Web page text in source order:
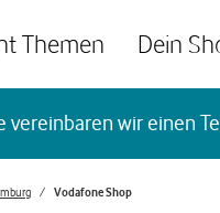
Themen Dein
vereinbaren wir einen
Vodafone Shop